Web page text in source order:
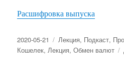
Расшифровка выпуска
Опубликовано
2020-05-21 Рубрики
Лекция, Подкаст,
Кошелек,Лекция,Обмен валют